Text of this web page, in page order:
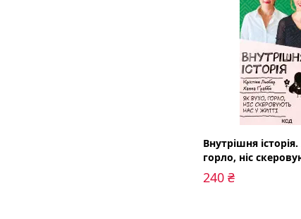
Внутрішня
горло, ніс
житті
240 ₴